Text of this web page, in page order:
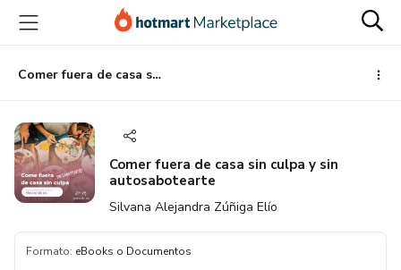
principal
página
de
página
Comer fuera de casa sin culpa y sin autosabotearte
Comer fuera de casa sin culpa y sin
autosabotearte
Silvana Alejandra Zúñiga Elío
Formato: eBooks o Documentos